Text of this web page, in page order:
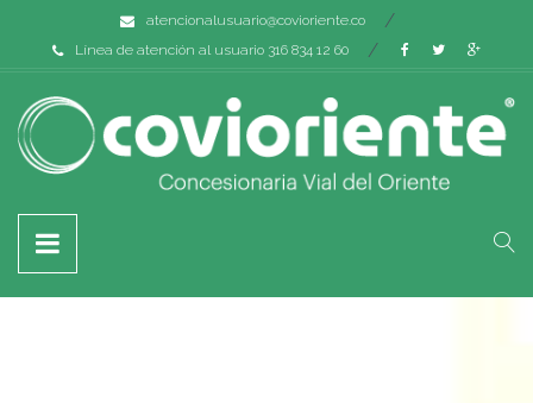
atencionalusuario@covioriente.co
Línea de atención al usuario 316 834 12 60